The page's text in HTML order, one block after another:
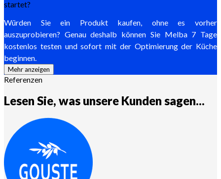
startet?
Würden Sie ein Produkt kaufen, ohne es vorher
auszuprobieren? Genau deshalb können Sie Melba 7 Tage
kostenlos testen und sofort mit der Optimierung der Küche
beginnen.
Mehr anzeigen
Referenzen
Lesen Sie, was unsere Kunden sagen...